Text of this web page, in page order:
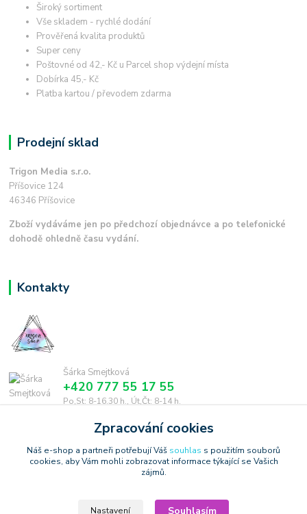
Široký sortiment
Vše skladem - rychlé dodání
Prověřená kvalita produktů
Super ceny
Poštovné od 42,- Kč u Parcel shop výdejní místa
Dobírka 45,- Kč
Platba kartou / převodem zdarma
Prodejní sklad
Trigon Media s.r.o.
Příšovice 124
46346 Příšovice
Zboží vydáváme jen po předchozí objednávce a po telefonické
dohodě ohledně času vydání.
Kontakty
Šárka Smejtková
+420 777 55 17 55
Po,St: 8-16.30 h., Út,Čt: 8-14 h.
smejtkova@trigonmedia.czZpracování cookies
Náš e-shop a partneři potřebují Váš souhlas s použitím souborů
cookies, aby Vám mohli zobrazovat informace týkající se Vašich
zájmů.
Nastavení Souhlasím